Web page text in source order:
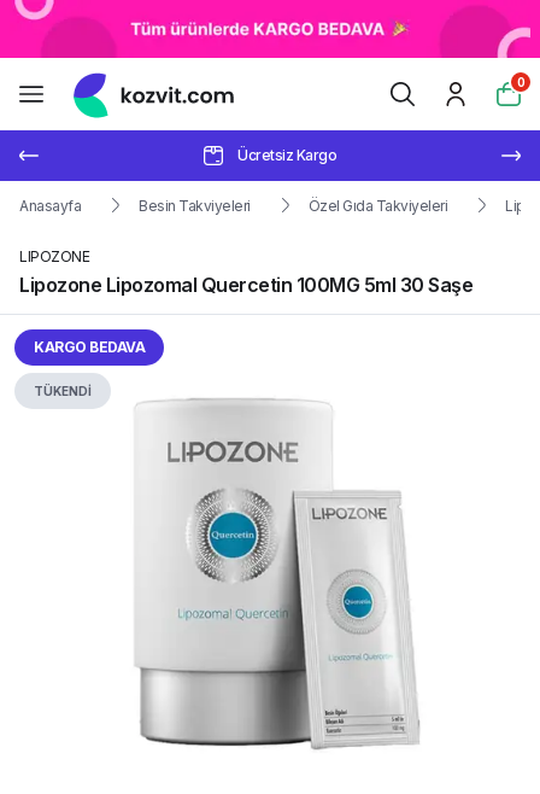
0
Ücretsiz Kargo
Anasayfa Besin Takviyeleri Özel Gıda Takviyeleri
LIPOZONE
Lipozone Lipozomal Quercetin 100MG 5ml 30 Saşe
KARGO BEDAVA
TÜKENDİ